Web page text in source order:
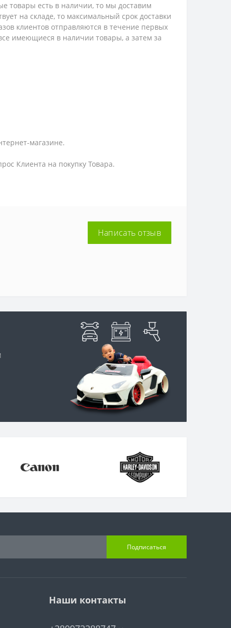
товары есть в наличии, то мы доставим
на складе, то максимальный срок доставки
клиентов отправляются в течение первых
имеющиеся в наличии товары, а затем за
магазине.
Клиента на покупку Товара.
Написать отзыв
Подписаться
Наши контакты